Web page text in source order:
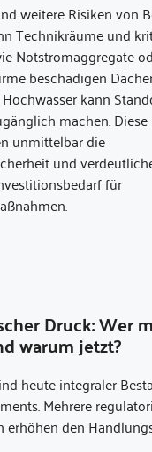
weitere Risiken von
Technikräume und
Notstromaggregate
beschädigen
kann
machen.
unmittelbar die
und
für
Druck: Wer
warum jetzt?
heute integraler
Mehrere
erhöhen den